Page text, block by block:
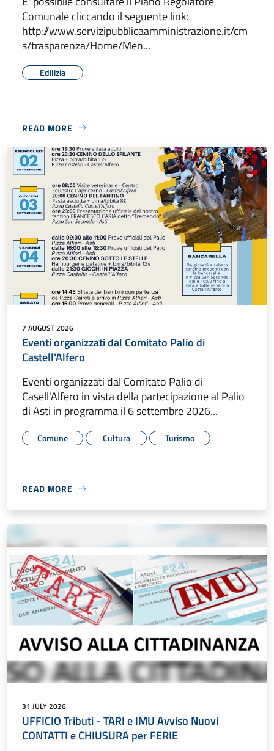
Comunale cliccando il seguente link:
http://www.servizipubblicaamministrazione.it/cm
s/trasparenza/Home/Men...
Edilizia
READ MORE
7 AUGUST 2026
Eventi organizzati dal Comitato Palio di
Castell'Alfero
Eventi organizzati dal Comitato Palio di
Casell'Alfero in vista della partecipazione al Palio
di Asti in programma il 6 settembre 2026...
Comune Cultura Turismo
READ MORE
31 JULY 2026
UFFICIO Tributi - TARI e IMU Avviso Nuovi
CONTATTI e CHIUSURA per FERIE